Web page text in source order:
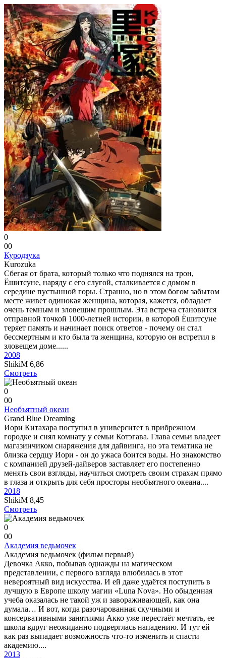
0
00
Куродзука
Kurozuka
Сбегая от брата, который только что поднялся на трон,
Ёшитсуне, наряду с его слугой, сталкивается с домом в
середине пустынной горы. Странно, но в этом богом забытом
месте живет одинокая женщина, которая, кажется, обладает
очень темным и зловещим прошлым. Эта встреча становится
отправной точкой 1000-летней истории, в которой Ёшитсуне
теряет память и начинает поиск ответов - почему он стал
бессмертным и кто была та женщина, которую он встретил в
зловещем доме......
2008
ShikiM 6,86
Смотреть
0
00
Необъятный океан
Grand Blue Dreaming
Иори Китахара поступил в университет в прибрежном
городке и снял комнату у семьи Котэгава. Глава семьи владеет
магазинчиком снаряжения для дайвинга, но эта тематика не
близка сердцу Иори - он до ужаса боится воды. Но знакомство
с компанией друзей-дайверов заставляет его постепенно
менять свои взгляды, научиться смотреть своим страхам прямо
в глаза и открыть для себя просторы необъятного океана....
2018
ShikiM 8,45
Смотреть
0
00
Академия ведьмочек
Академия ведьмочек (фильм первый)
Девочка Акко, побывав однажды на магическом
представлении, с первого взгляда влюбилась в этот
невероятный вид искусства. И ей даже удаётся поступить в
лучшую в Европе школу магии «Luna Nova». Но обыденная
учеба оказалась не такой уж и завораживающей, как она
думала… И вот, когда разочарованная скучными и
консервативными занятиями Акко уже перестаёт мечтать, ее
школа вдруг неожиданно подверглась нападению. И тут ей
как раз выпадает возможность что-то изменить и спасти
академию....
2013